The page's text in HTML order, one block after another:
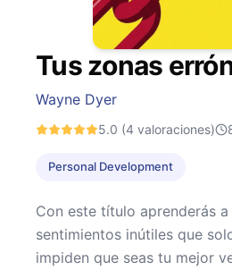
Tus zonas
Wayne Dyer
5.0 (4 valoraciones)
Personal Development
Con este título aprenderás
sentimientos inútiles que
impiden que seas tu mejor